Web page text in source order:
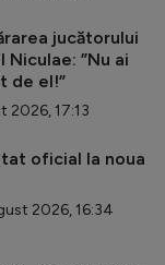
jucătorului
”Nu ai
de el!”
2026, 17:13
oficial la noua
2026, 16:34